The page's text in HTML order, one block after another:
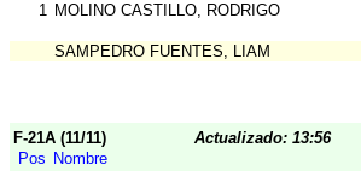
1 MOLINO CASTILLO, RODRIGO
SAMPEDRO FUENTES, LIAM
F-21A (11/11) Actualizado: 13:56
Pos Nombre